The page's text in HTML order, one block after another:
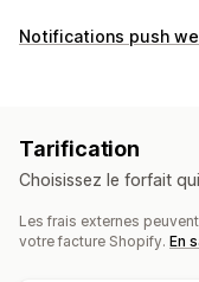
Personnalisation
Devises multiples
Prévisualisation en
Synchronisation en
Notifications push
Événements
Mises à jour des
Annonces produits
Requêtes de
Tarification
Choisissez le forfait
Les frais externes
votre facture Shopify. En